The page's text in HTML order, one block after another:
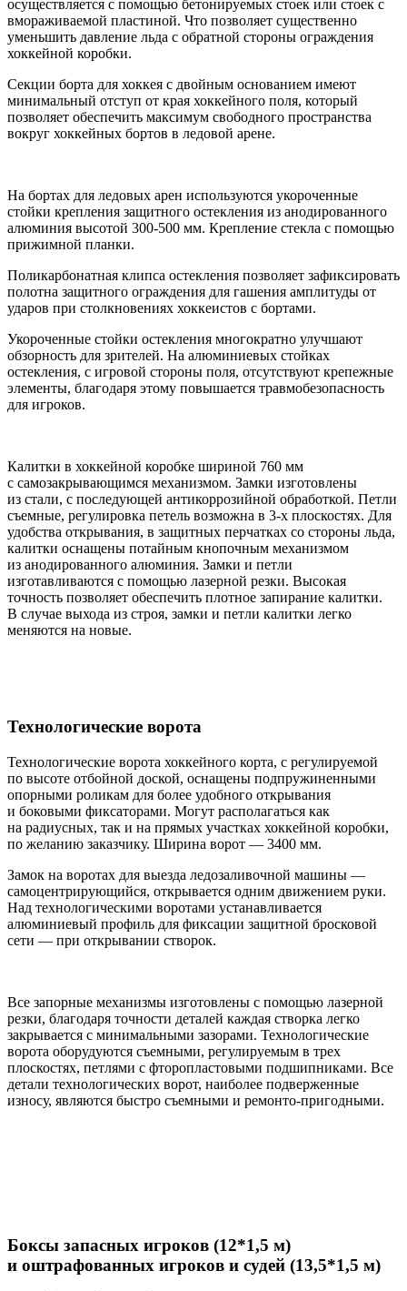
осуществляется с помощью бетонируемых стоек или стоек с
вмораживаемой пластиной. Что позволяет существенно
уменьшить давление льда с обратной стороны ограждения
хоккейной коробки.
Секции борта для хоккея с двойным основанием имеют
минимальный отступ от края хоккейного поля, который
позволяет обеспечить максимум свободного пространства
вокруг хоккейных бортов в ледовой арене.
На бортах для ледовых арен используются укороченные
стойки крепления защитного остекления из анодированного
алюминия высотой 300-500 мм. Крепление стекла с помощью
прижимной планки.
Поликарбонатная клипса остекления позволяет зафиксировать
полотна защитного ограждения для гашения амплитуды от
ударов при столкновениях хоккеистов с бортами.
Укороченные стойки остекления многократно улучшают
обзорность для зрителей. На алюминиевых стойках
остекления, с игровой стороны поля, отсутствуют крепежные
элементы, благодаря этому повышается травмобезопасность
для игроков.
Калитки в хоккейной коробке шириной 760 мм
с самозакрывающимся механизмом. Замки изготовлены
из стали, с последующей антикоррозийной обработкой. Петли
съемные, регулировка петель возможна в 3-х плоскостях. Для
удобства открывания, в защитных перчатках со стороны льда,
калитки оснащены потайным кнопочным механизмом
из анодированного алюминия. Замки и петли
изготавливаются с помощью лазерной резки. Высокая
точность позволяет обеспечить плотное запирание калитки.
В случае выхода из строя, замки и петли калитки легко
меняются на новые.
Технологические ворота
Технологические ворота хоккейного корта, с регулируемой
по высоте отбойной доской, оснащены подпружиненными
опорными роликам для более удобного открывания
и боковыми фиксаторами. Могут располагаться как
на радиусных, так и на прямых участках хоккейной коробки,
по желанию заказчику. Ширина ворот — 3400 мм.
Замок на воротах для выезда ледозаливочной машины —
самоцентрирующийся, открывается одним движением руки.
Над технологическими воротами устанавливается
алюминиевый профиль для фиксации защитной бросковой
сети — при открывании створок.
Все запорные механизмы изготовлены с помощью лазерной
резки, благодаря точности деталей каждая створка легко
закрывается с минимальными зазорами. Технологические
ворота оборудуются съемными, регулируемым в трех
плоскостях, петлями с фторопластовыми подшипниками. Все
детали технологических ворот, наиболее подверженные
износу, являются быстро съемными и ремонто-пригодными.
Боксы запасных игроков (12*1,5 м)
и оштрафованных игроков и судей (13,5*1,5 м)